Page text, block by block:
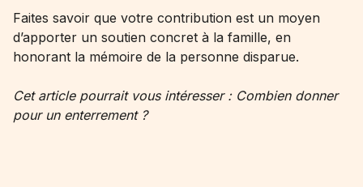
Faites savoir que votre contribution est un moyen
d’apporter un soutien concret à la famille, en
honorant la mémoire de la personne disparue.
Cet article pourrait vous intéresser : Combien donner
pour un enterrement?